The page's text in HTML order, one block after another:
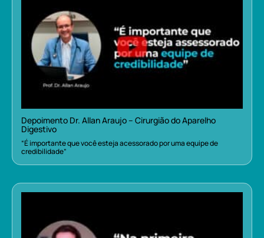
Depoimento Dr. Allan Araujo – Cirurgião do Aparelho
Digestivo
“É importante que você esteja acessorado por uma equipe de
credibilidade”